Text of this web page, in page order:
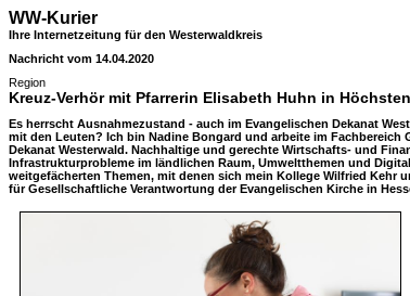
WW-Kurier
Ihre Internetzeitung für den Westerwaldkreis
Nachricht vom 14.04.2020
Region
Kreuz-Verhör mit Pfarrerin Elisabeth Huhn in
Es herrscht Ausnahmezustand - auch im Evangelischen Dekanat
mit den Leuten? Ich bin Nadine Bongard und arbeite im Fachbereich
Dekanat Westerwald. Nachhaltige und gerechte Wirtschafts- und
Infrastrukturprobleme im ländlichen Raum, Umweltthemen und
weitgefächerten Themen, mit denen sich mein Kollege Wilfried Kehr
für Gesellschaftliche Verantwortung der Evangelischen Kirche in